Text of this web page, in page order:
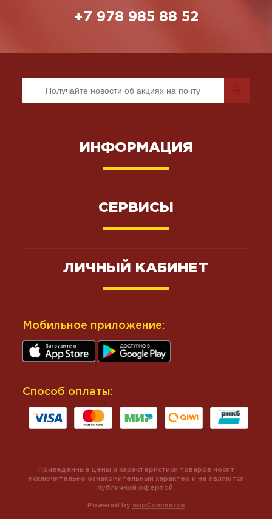
+7 978 985 88 52
ИНФОРМАЦИЯ
СЕРВИСЫ
ЛИЧНЫЙ КАБИНЕТ
Мобильное приложение:
Способ оплаты:
Powered by nopCommerce
Приведённые цены и характеристики товаров носят
исключительно ознакомительный характер и не являются
публичной офертой.